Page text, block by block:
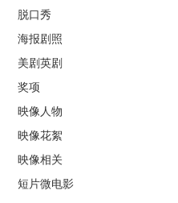
脱口秀
海报剧照
美剧英剧
奖项
映像人物
映像花絮
映像相关
短片微电影